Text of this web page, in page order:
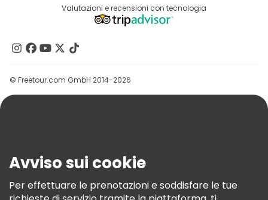
Programma Di Affiliazione
Destinazioni
Contattaci
Gruppi
Aiuto
Termini E Condizioni
Informativa Sui Cookie
Valutazioni e recensioni con tecnologia
© Freetour.com GmbH 2014-2026
Avviso sui cookie
Per effettuare le prenotazioni e soddisfare le tue